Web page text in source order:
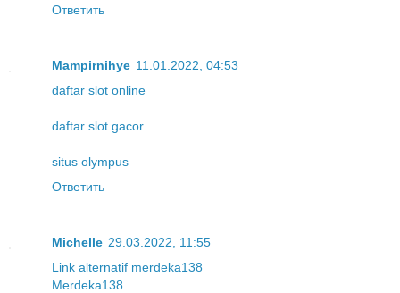
Ответить
Mampirnihye 11.01.2022, 04:53
daftar slot online
daftar slot gacor
situs olympus
Ответить
Michelle 29.03.2022, 11:55
Link alternatif merdeka138
Merdeka138